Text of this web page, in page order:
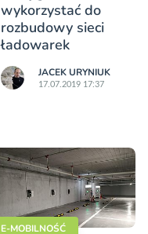
wykorzystać do
rozbudowy sieci
ładowarek
JACEK URYNIUK
17.07.2019 17:37
E-MOBILNOŚĆ